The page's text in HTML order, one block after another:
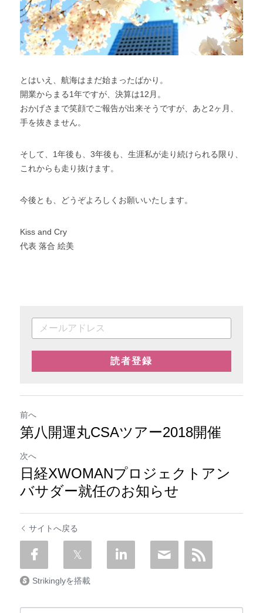
とはいえ、航海はまだ始まったばかり。
開業からまる1年ですが、決算は12月。
おかげさまで笑顔でご報告が出来そうですが、あと2ヶ月、
手を抜きません。
そして、1年後も、3年後も、生涯私が走り続けられる限り、
これからも走り抜けます。
今後とも、どうぞよろしくお願いいたします。
Kiss and Cry
代表 落合 絵美
読者登録
前へ
第八開運丸CSAツアー2018開催
次へ
日経XWOMANプロジェクトアン
バサダー就任のお知らせ
サイトへ戻る
Strikinglyを搭載